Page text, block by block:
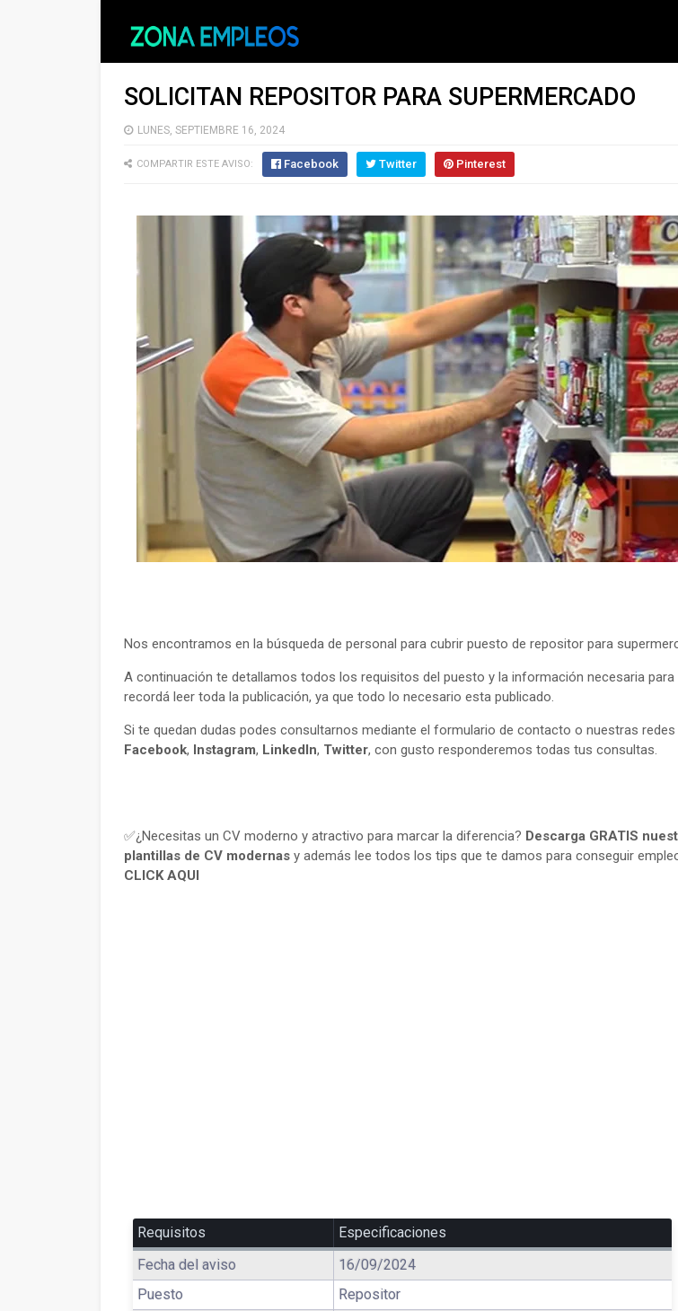
SOLICITAN REPOSITOR PARA SUPERMERCADO
LUNES, SEPTIEMBRE 16, 2024
COMPARTIR ESTE AVISO: Facebook Twitter Pinterest
Nos encontramos en la búsqueda de personal para cubrir puesto de repositor para
A continuación te detallamos todos los requisitos del puesto y la información necesaria para
recordá leer toda la publicación, ya que todo lo necesario esta publicado.
Si te quedan dudas podes consultarnos mediante el formulario de contacto o nuestras redes
Facebook, Instagram, LinkedIn, Twitter, con gusto responderemos todas tus consultas.
✅¿Necesitas un CV moderno y atractivo para marcar la diferencia? Descarga GRATIS
plantillas de CV modernas y además lee todos los tips que te damos para conseguir
CLICK AQUI
Requisitos
Especificaciones
Fecha del aviso
16/09/2024
Puesto
Repositor